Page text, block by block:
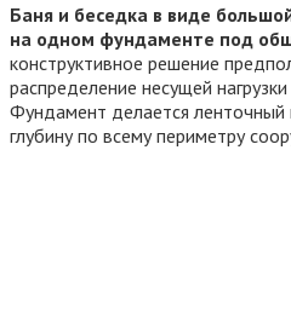
Баня и беседка в виде
на одном фундаменте под
конструктивное решение
распределение несущей
Фундамент делается
глубину по всему периметру